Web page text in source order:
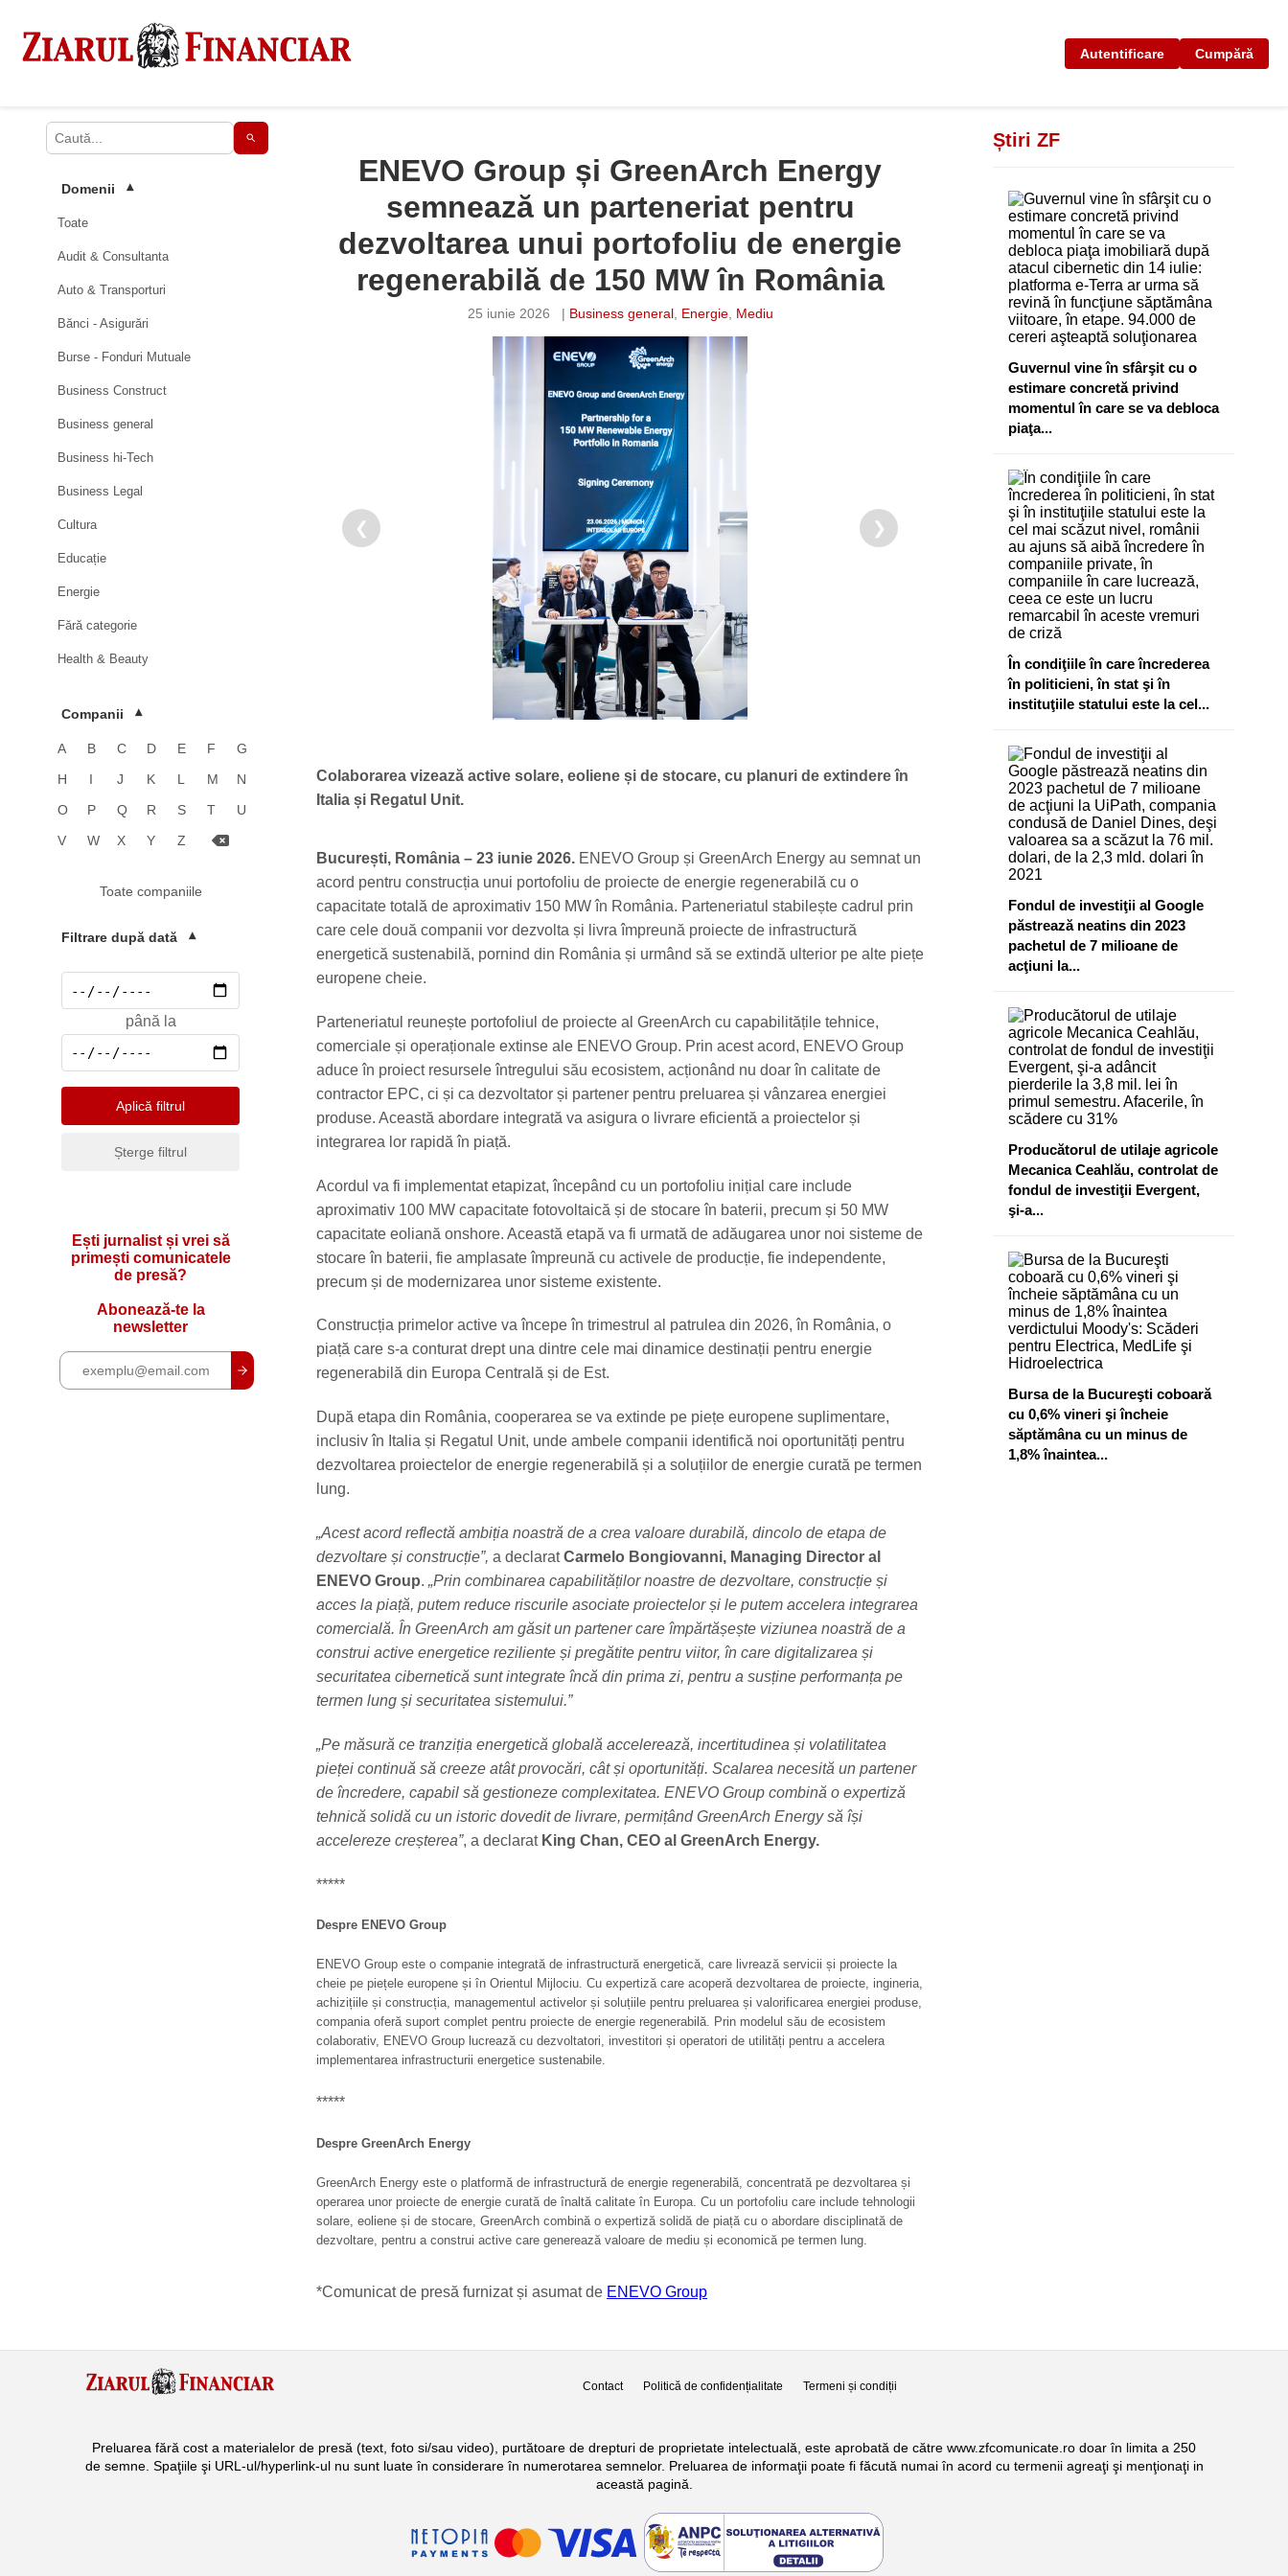
Autentificare Cumpără
Domenii ▾
Toate
Audit & Consultanta
Auto & Transporturi
Bănci - Asigurări
Burse - Fonduri Mutuale
Business Construct
Business general
Business hi-Tech
Business Legal
Cultura
Educație
Energie
Fără categorie
Health & Beauty
Imobiliare
Pharma & Sănătate
Social
Telecomunicatii
Companii ▾
A B C D E F
G
H
I J K L M
N
O
P Q R S T
U
V
W X Y Z
Toate companiile
Filtrare după dată ▾
până la
Aplică filtrul
Șterge filtrul
Ești jurnalist și vrei să
primești comunicatele
de presă?
Abonează-te la
newsletter
ENEVO Group și GreenArch Energy
semnează un parteneriat pentru
dezvoltarea unui portofoliu de energie
regenerabilă de 150 MW în România
25 iunie 2026 | Business general, Energie, Mediu
❮ ❯
Colaborarea vizează active solare, eoliene și de stocare, cu planuri de extindere în
Italia și Regatul Unit.
București, România – 23 iunie 2026. ENEVO Group și GreenArch Energy au semnat un
acord pentru construcția unui portofoliu de proiecte de energie regenerabilă cu o
capacitate totală de aproximativ 150 MW în România. Parteneriatul stabilește cadrul prin
care cele două companii vor dezvolta și livra împreună proiecte de infrastructură
energetică sustenabilă, pornind din România și urmând să se extindă ulterior pe alte piețe
europene cheie.
Parteneriatul reunește portofoliul de proiecte al GreenArch cu capabilitățile tehnice,
comerciale și operaționale extinse ale ENEVO Group. Prin acest acord, ENEVO Group
aduce în proiect resursele întregului său ecosistem, acționând nu doar în calitate de
contractor EPC, ci și ca dezvoltator și partener pentru preluarea și vânzarea energiei
produse. Această abordare integrată va asigura o livrare eficientă a proiectelor și
integrarea lor rapidă în piață.
Acordul va fi implementat etapizat, începând cu un portofoliu inițial care include
aproximativ 100 MW capacitate fotovoltaică și de stocare în baterii, precum și 50 MW
capacitate eoliană onshore. Această etapă va fi urmată de adăugarea unor noi sisteme de
stocare în baterii, fie amplasate împreună cu activele de producție, fie independente,
precum și de modernizarea unor sisteme existente.
Construcția primelor active va începe în trimestrul al patrulea din 2026, în România, o
piață care s-a conturat drept una dintre cele mai dinamice destinații pentru energie
regenerabilă din Europa Centrală și de Est.
După etapa din România, cooperarea se va extinde pe piețe europene suplimentare,
inclusiv în Italia și Regatul Unit, unde ambele companii identifică noi oportunități pentru
dezvoltarea proiectelor de energie regenerabilă și a soluțiilor de energie curată pe termen
lung.
„Acest acord reflectă ambiția noastră de a crea valoare durabilă, dincolo de etapa de
dezvoltare și construcție”, a declaratCarmelo Bongiovanni, Managing Director al
ENEVO Group. „Prin combinarea capabilităților noastre de dezvoltare, construcție și
acces la piață, putem reduce riscurile asociate proiectelor și le putem accelera integrarea
comercială. În GreenArch am găsit un partener care împărtășește viziunea noastră de a
construi active energetice reziliente și pregătite pentru viitor, în care digitalizarea și
securitatea cibernetică sunt integrate încă din prima zi, pentru a susține performanța pe
termen lung și securitatea sistemului.”
„Pe măsură ce tranziția energetică globală accelerează, incertitudinea și volatilitatea
pieței continuă să creeze atât provocări, cât și oportunități. Scalarea necesită un partener
de încredere, capabil să gestioneze complexitatea. ENEVO Group combină o expertiză
tehnică solidă cu un istoric dovedit de livrare, permițând GreenArch Energy să își
accelereze creșterea”, a declaratKing Chan, CEO al GreenArch Energy.
*****
Despre ENEVO Group
ENEVO Group este o companie integrată de infrastructură energetică, care livrează servicii și proiecte la
cheie pe piețele europene și în Orientul Mijlociu. Cu expertiză care acoperă dezvoltarea de proiecte, ingineria,
achizițiile și construcția, managementul activelor și soluțiile pentru preluarea și valorificarea energiei produse,
compania oferă suport complet pentru proiecte de energie regenerabilă. Prin modelul său de ecosistem
colaborativ, ENEVO Group lucrează cu dezvoltatori, investitori și operatori de utilități pentru a accelera
implementarea infrastructurii energetice sustenabile.
*****
Despre GreenArch Energy
GreenArch Energy este o platformă de infrastructură de energie regenerabilă, concentrată pe dezvoltarea și
operarea unor proiecte de energie curată de înaltă calitate în Europa. Cu un portofoliu care include tehnologii
solare, eoliene și de stocare, GreenArch combină o expertiză solidă de piață cu o abordare disciplinată de
dezvoltare, pentru a construi active care generează valoare de mediu și economică pe termen lung.
*Comunicat de presă furnizat și asumat de ENEVO Group
Știri ZF
Guvernul vine în sfârşit cu o
estimare concretă privind
momentul în care se va debloca
piaţa...
În condiţiile în care încrederea
în politicieni, în stat şi în
instituţiile statului este la cel...
Fondul de investiţii al Google
păstrează neatins din 2023
pachetul de 7 milioane de
acţiuni la...
Producătorul de utilaje agricole
Mecanica Ceahlău, controlat de
fondul de investiţii Evergent,
şi-a...
Bursa de la Bucureşti coboară
cu 0,6% vineri şi încheie
săptămâna cu un minus de
1,8% înaintea...
Contact Politică de confidențialitate Termeni și condiții
Preluarea fără cost a materialelor de presă (text, foto si/sau video), purtătoare de drepturi de proprietate intelectuală, este aprobată de către www.zfcomunicate.ro doar în limita a 250
de semne. Spaţiile şi URL-ul/hyperlink-ul nu sunt luate în considerare în numerotarea semnelor. Preluarea de informaţii poate fi făcută numai în acord cu termenii agreaţi şi menţionaţi in
această pagină.